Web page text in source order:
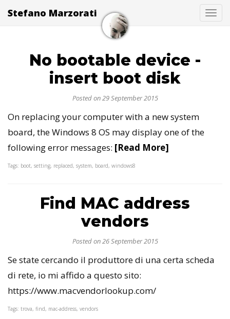
Stefano Marzorati
No bootable device -
insert boot disk
Posted on 29 September 2015
On replacing your computer with a new system
board, the Windows 8 OS may display one of the
following error messages: [Read More]
Tags: boot, setting, replaced, system, board, windows8
Find MAC address
vendors
Posted on 26 September 2015
Se state cercando il produttore di una certa scheda
di rete, io mi affido a questo sito:
https://www.macvendorlookup.com/
Tags: trova, find, mac-address, vendors